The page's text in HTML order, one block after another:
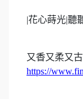
|花心蒔光|聽
又香又柔又
https://